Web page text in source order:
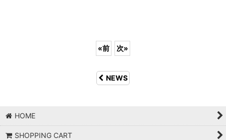
«前 次»
NEWS
HOME
SHOPPING CART